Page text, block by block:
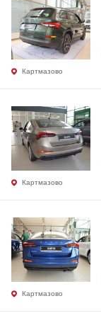
Картмазово
Картмазово
Картмазово